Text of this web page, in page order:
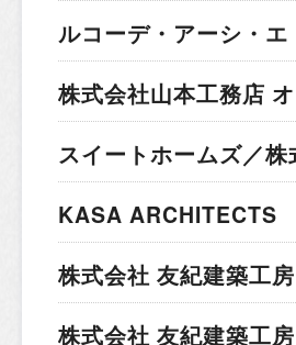
ルコーデ・アーシ・
株式会社山本工務店
スイートホームズ／
KASA ARCHITECTS
株式会社 友紀建築工
株式会社 友紀建築工